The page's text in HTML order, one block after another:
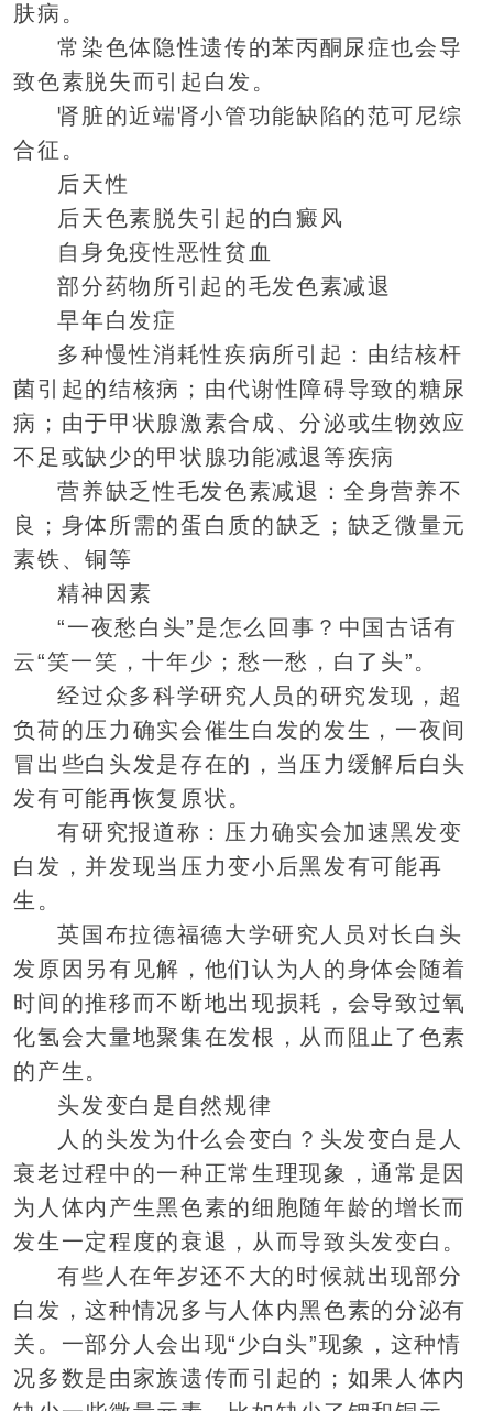
肤病。
常染色体隐性遗传的苯丙酮尿症也会导
致色素脱失而引起白发。
肾脏的近端肾小管功能缺陷的范可尼综
合征。
后天性
后天色素脱失引起的白癜风
自身免疫性恶性贫血
部分药物所引起的毛发色素减退
早年白发症
多种慢性消耗性疾病所引起：由结核杆
菌引起的结核病；由代谢性障碍导致的糖尿
病；由于甲状腺激素合成、分泌或生物效应
不足或缺少的甲状腺功能减退等疾病
营养缺乏性毛发色素减退：全身营养不
良；身体所需的蛋白质的缺乏；缺乏微量元
素铁、铜等
精神因素
“一夜愁白头”是怎么回事？中国古话有
云“笑一笑，十年少；愁一愁，白了头”。
经过众多科学研究人员的研究发现，超
负荷的压力确实会催生白发的发生，一夜间
冒出些白头发是存在的，当压力缓解后白头
发有可能再恢复原状。
有研究报道称：压力确实会加速黑发变
白发，并发现当压力变小后黑发有可能再
生。
英国布拉德福德大学研究人员对长白头
发原因另有见解，他们认为人的身体会随着
时间的推移而不断地出现损耗，会导致过氧
化氢会大量地聚集在发根，从而阻止了色素
的产生。
头发变白是自然规律
人的头发为什么会变白？头发变白是人
衰老过程中的一种正常生理现象，通常是因
为人体内产生黑色素的细胞随年龄的增长而
发生一定程度的衰退，从而导致头发变白。
有些人在年岁还不大的时候就出现部分
白发，这种情况多与人体内黑色素的分泌有
关。一部分人会出现“少白头”现象，这种情
况多数是由家族遗传而引起的；如果人体内